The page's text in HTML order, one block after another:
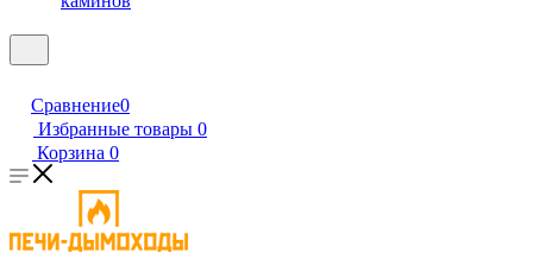
Сравнение0
Избранные товары 0
Корзина 0